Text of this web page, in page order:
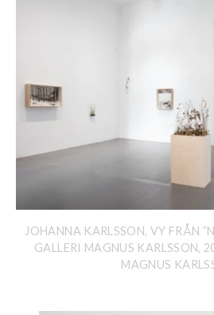
JOHANNA KARLSSON, VY FRÅN
GALLERI MAGNUS KARLSSON,
MAGNUS